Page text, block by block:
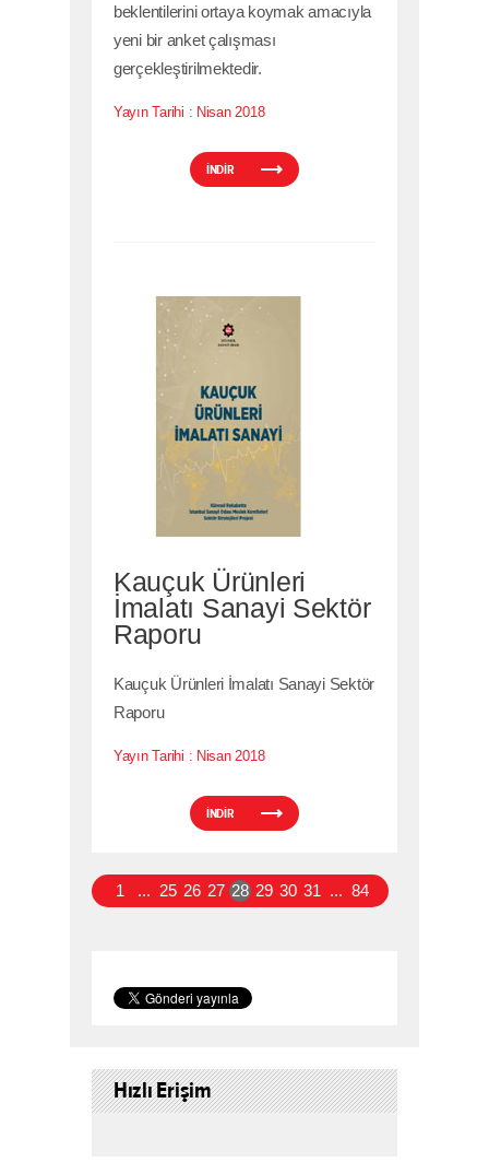
beklentilerini ortaya koymak amacıyla
yeni bir anket çalışması
gerçekleştirilmektedir.
Yayın Tarihi : Nisan 2018
İNDİR
Kauçuk Ürünleri
İmalatı Sanayi Sektör
Raporu
Kauçuk Ürünleri İmalatı Sanayi Sektör
Raporu
Yayın Tarihi : Nisan 2018
İNDİR
1 ... 25 26 27 28 29 30 31 ... 84
Hızlı Erişim